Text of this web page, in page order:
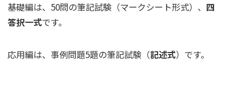
基礎編は、50問の筆記試験（マークシート形式）、 四
答択一式です。
応用編は、事例問題5題の筆記試験（記述式）です。